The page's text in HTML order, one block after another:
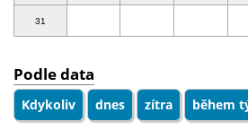
31
Podle data
Kdykoliv dnes zítra během